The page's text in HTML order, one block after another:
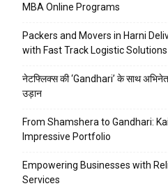
MBA Online Programs
Packers and Movers in Harni
with Fast Track Logistic Solutions
नेटफ्लिक्स की ‘Gandhari’ के साथ
उड़ान
From Shamshera to Gandhari:
Impressive Portfolio
Empowering Businesses with
Services